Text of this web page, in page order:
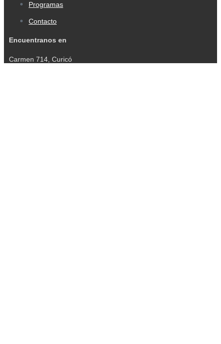
Programas
Contacto
Encuentranos en
Carmen 714, Curicó